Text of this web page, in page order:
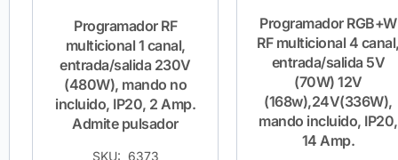
Programador RF
multicional 1 canal,
entrada/salida 230V
(480W), mando no
incluido, IP20, 2 Amp.
Admite pulsador
SKU: 6373
Programador RGB+W
RF multicional 4
entrada/salida 5V
(70W) 12V
(168w),24V(336W),
mando incluido, IP20,
14 Amp.